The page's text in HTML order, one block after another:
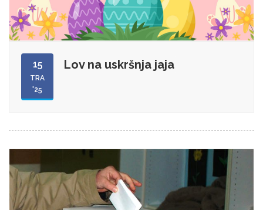
15
TRA
'25
Lov na uskršnja jaja